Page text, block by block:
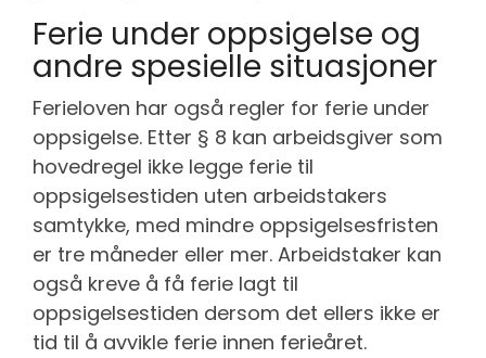
Ferie under oppsigelse og
andre spesielle situasjoner
Ferieloven har også regler for ferie under
oppsigelse. Etter § 8 kan arbeidsgiver som
hovedregel ikke legge ferie til
oppsigelsestiden uten arbeidstakers
samtykke, med mindre oppsigelsesfristen
er tre måneder eller mer. Arbeidstaker kan
også kreve å få ferie lagt til
oppsigelsestiden dersom det ellers ikke er
tid til å avvikle ferie innen ferieåret.